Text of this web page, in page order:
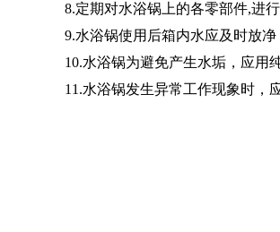
8.定期对水浴锅上的各零部件,进
9.水浴锅使用后箱内水应及时放
10.水浴锅为避免产生水垢，应用
11.水浴锅发生异常工作现象时，